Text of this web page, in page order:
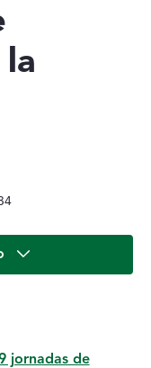
jornadas de